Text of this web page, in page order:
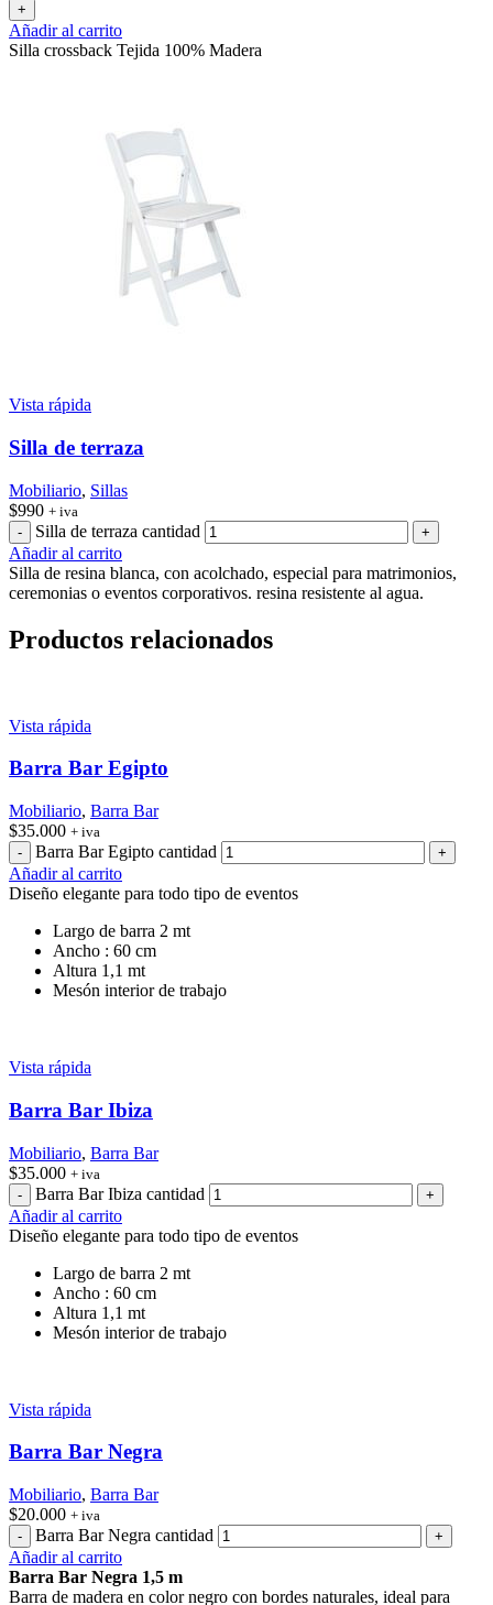
Añadir al carrito
Silla crossback Tejida 100% Madera
Vista rápida
Silla de terraza
Mobiliario, Sillas
$990 + iva
Silla de terraza cantidad
Añadir al carrito
Silla de resina blanca, con acolchado, especial para matrimonios,
ceremonias o eventos corporativos. resina resistente al agua.
Productos relacionados
Vista rápida
Barra Bar Egipto
Mobiliario, Barra Bar
$35.000 + iva
Barra Bar Egipto cantidad
Añadir al carrito
Diseño elegante para todo tipo de eventos
Largo de barra 2 mt
Ancho : 60 cm
Altura 1,1 mt
Mesón interior de trabajo
Vista rápida
Barra Bar Ibiza
Mobiliario, Barra Bar
$35.000 + iva
Barra Bar Ibiza cantidad
Añadir al carrito
Diseño elegante para todo tipo de eventos
Largo de barra 2 mt
Ancho : 60 cm
Altura 1,1 mt
Mesón interior de trabajo
Vista rápida
Barra Bar Negra
Mobiliario, Barra Bar
$20.000 + iva
Barra Bar Negra cantidad
Añadir al carrito
Barra Bar Negra 1,5 m
Barra de madera en color negro con bordes naturales, ideal para